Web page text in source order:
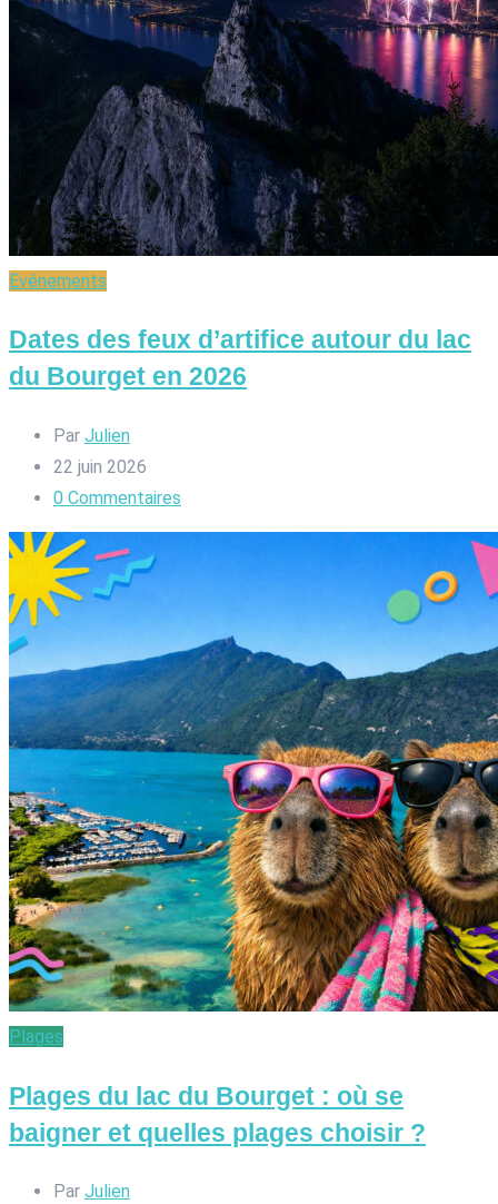
Evénements
Dates des feux d’artifice autour du lac
du Bourget en 2026
Par Julien
22 juin 2026
0 Commentaires
Plages
Plages du lac du Bourget : où se
baigner et quelles plages choisir ?
Par Julien